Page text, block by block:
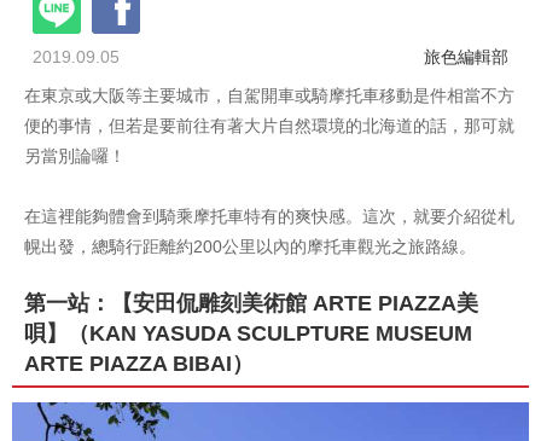
2019.09.05
旅色編輯部
在東京或大阪等主要城市，自駕開車或騎摩托車移動是件相當不方
便的事情，但若是要前往有著大片自然環境的北海道的話，那可就
另當別論囉！
在這裡能夠體會到騎乘摩托車特有的爽快感。這次，就要介紹從札
幌出發，總騎行距離約200公里以內的摩托車觀光之旅路線。
第一站：【安田侃雕刻美術館 ARTE PIAZZA美
唄】（KAN YASUDA SCULPTURE MUSEUM
ARTE PIAZZA BIBAI）